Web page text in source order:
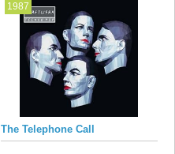
1987
The Telephone Call